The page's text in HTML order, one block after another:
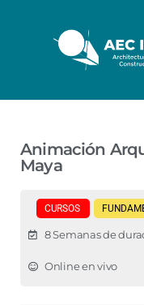
Animación
Maya
CURSOS
8 Semanas de
Online en vivo